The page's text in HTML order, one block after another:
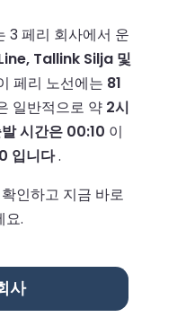
3 페리 회사에서 운
Tallink Silja 및
페리 노선에는 81
일반적으로 약 2시
시간은 00:10 이
입니다.
인하고 지금 바로
요.
사